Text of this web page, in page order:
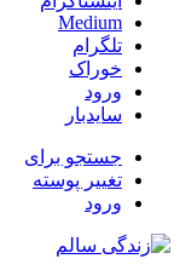
Medium
تلگرام
خوراک
ورود
سایدبار
جستجو برای
تغییر پوسته
ورود